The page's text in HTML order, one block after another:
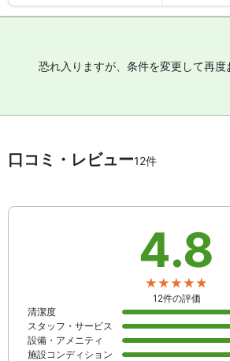
恐れ入りますが、条件を変更して再度
口コミ・レビュー12件
4.8
12件の評価
清潔度
スタッフ・サービス
設備・アメニティ
施設コンディション